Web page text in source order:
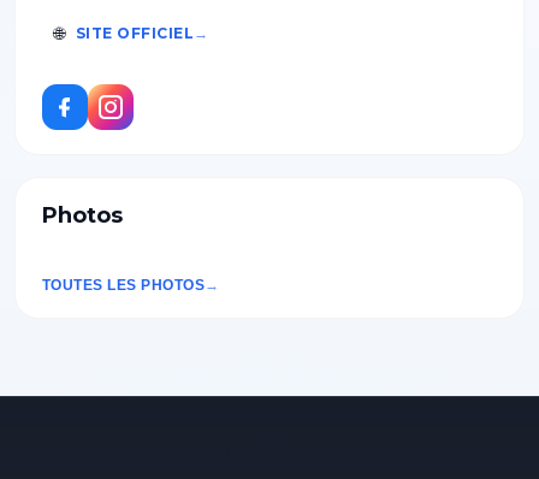
🌐 SITE OFFICIEL
Photos
TOUTES LES PHOTOS